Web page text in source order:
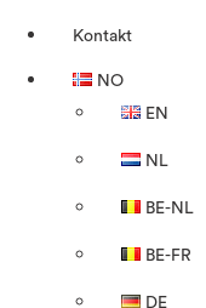
Kontakt
NO
EN
NL
BE-NL
BE-FR
DE